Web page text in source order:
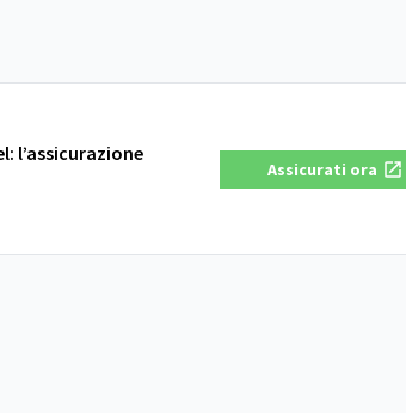
l’assicurazione
Assicurati ora